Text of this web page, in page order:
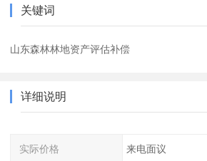
关键词
山东森林林地资产评估补偿
详细说明
实际价格 来电面议